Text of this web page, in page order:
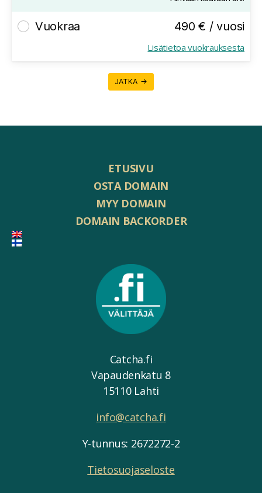
Vuokraa 490 € / vuosi
Lisätietoa vuokrauksesta
JATKA →
ETUSIVU
OSTA DOMAIN
MYY DOMAIN
DOMAIN BACKORDER
Catcha.fi
Vapaudenkatu 8
15110 Lahti
info@catcha.fi
Y-tunnus: 2672272-2
Tietosuojaseloste